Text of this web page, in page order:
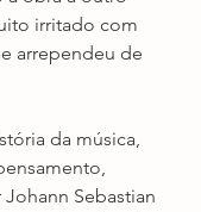
irritado com
arrependeu de
da música,
Sebastian